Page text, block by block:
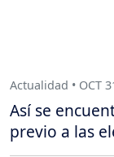
Actualidad • OCT
Así se
previo a las